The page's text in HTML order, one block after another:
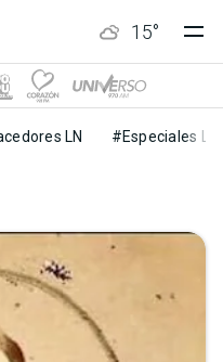
15°
LN #Especiales LN